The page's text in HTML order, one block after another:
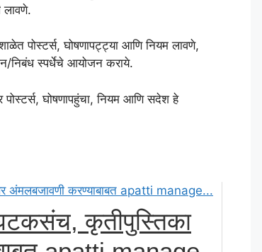
लावणे.
शाळेत पोस्टर्स, घोषणापट्ट्या आणि नियम लावणे,
निबंध स्पर्धेचे आयोजन कराये.
घोषणापहुंचा, नियम आणि सदेश हे
कृतीपुस्तिका